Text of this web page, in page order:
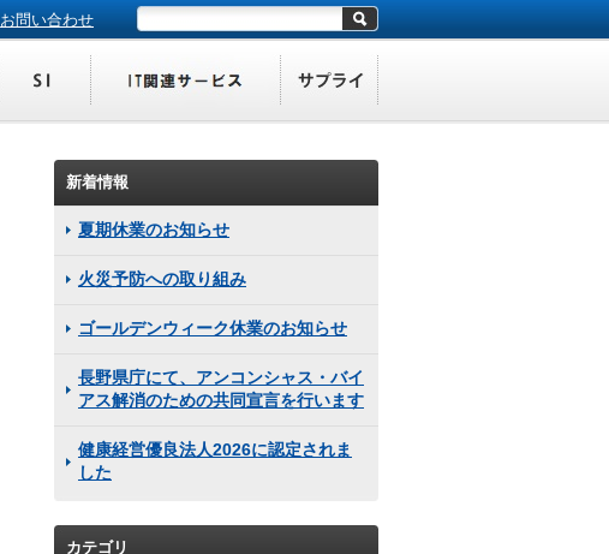
お問い合わせ
新着情報
夏期休業のお知らせ
火災予防への取り組み
ゴールデンウィーク休業のお知らせ
長野県庁にて、アンコンシャス・バイ
アス解消のための共同宣言を行います
健康経営優良法人2026に認定されま
した
カテゴリ